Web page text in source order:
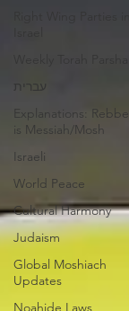
עברית
Explanations: Rebbe
is Messiah/Mosh
Israeli
World Peace
Cultural Harmony
Judaism
Global Moshiach
Updates
Noahide Laws